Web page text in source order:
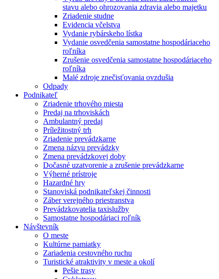
stavu alebo ohrozovania zdravia alebo majetku
Zriadenie studne
Evidencia včelstva
Vydanie rybárskeho lístka
Vydanie osvedčenia samostatne hospodáriaceho
roľníka
Zrušenie osvedčenia samostatne hospodáriaceho
roľníka
Malé zdroje znečisťovania ovzdušia
Odpady
Podnikateľ
Zriadenie trhového miesta
Predaj na trhoviskách
Ambulantný predaj
Príležitostný trh
Zriadenie prevádzkarne
Zmena názvu prevádzky
Zmena prevádzkovej doby
Dočasné uzatvorenie a zrušenie prevádzkarne
Výherné prístroje
Hazardné hry
Stanoviská podnikateľskej činnosti
Záber verejného priestranstva
Prevádzkovatelia taxislužby
Samostatne hospodáriaci roľník
Návštevník
O meste
Kultúrne pamiatky
Zariadenia cestovného ruchu
Turistické atraktivity v meste a okolí
Pešie trasy